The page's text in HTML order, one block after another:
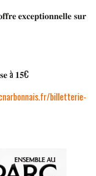
𝐞𝐱𝐜𝐞𝐩𝐭𝐢𝐨𝐧𝐧𝐞𝐥𝐥𝐞 𝐬𝐮𝐫
à 𝟏𝟓€
billetterie-